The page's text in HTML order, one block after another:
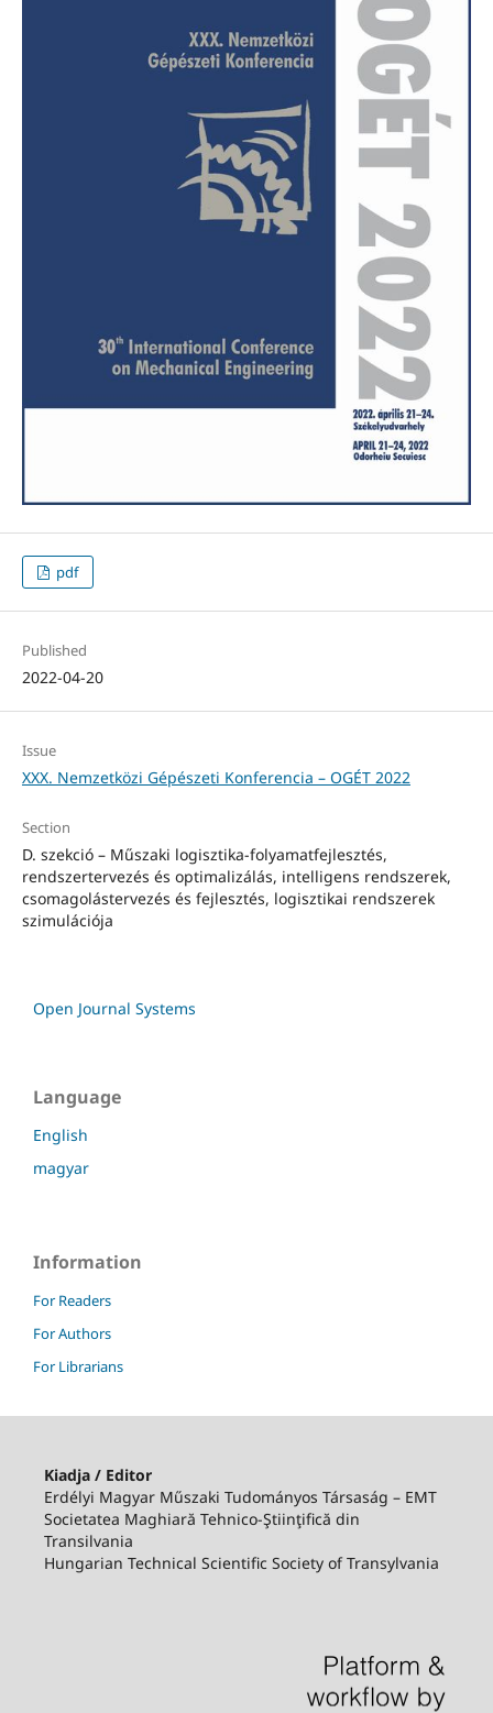
pdf
Published
2022-04-20
Issue
XXX. Nemzetközi Gépészeti Konferencia – OGÉT 2022
Section
D. szekció – Műszaki logisztika-folyamatfejlesztés,
rendszertervezés és optimalizálás, intelligens rendszerek,
csomagolástervezés és fejlesztés, logisztikai rendszerek
szimulációja
Open Journal Systems
Language
English
magyar
Information
For Readers
For Authors
For Librarians
Kiadja / Editor
Erdélyi Magyar Műszaki Tudományos Társaság – EMT
Societatea Maghiară Tehnico-Ştiinţifică din
Transilvania
Hungarian Technical Scientific Society of Transylvania